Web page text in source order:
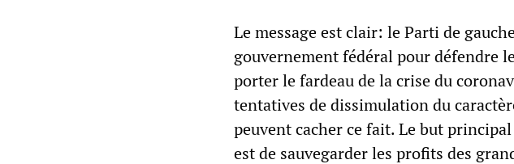
Le message est clair: le Parti de
gouvernement fédéral pour défendre
porter le fardeau de la crise du
tentatives de dissimulation du
peuvent cacher ce fait. Le but
est de sauvegarder les profits des